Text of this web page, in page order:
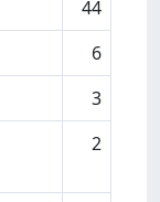
44
6
3
2